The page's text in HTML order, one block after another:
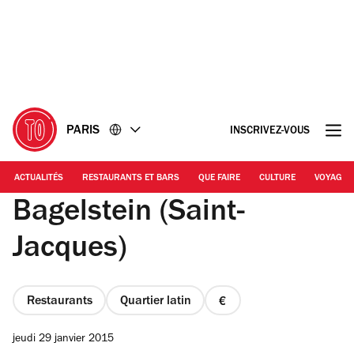
PARIS INSCRIVEZ-VOUS
ACTUALITÉS RESTAURANTS ET BARS QUE FAIRE CULTURE VOYAGE
Bagelstein (Saint-
Jacques)
Restaurants Quartier latin
prix
jeudi 29 janvier 2015